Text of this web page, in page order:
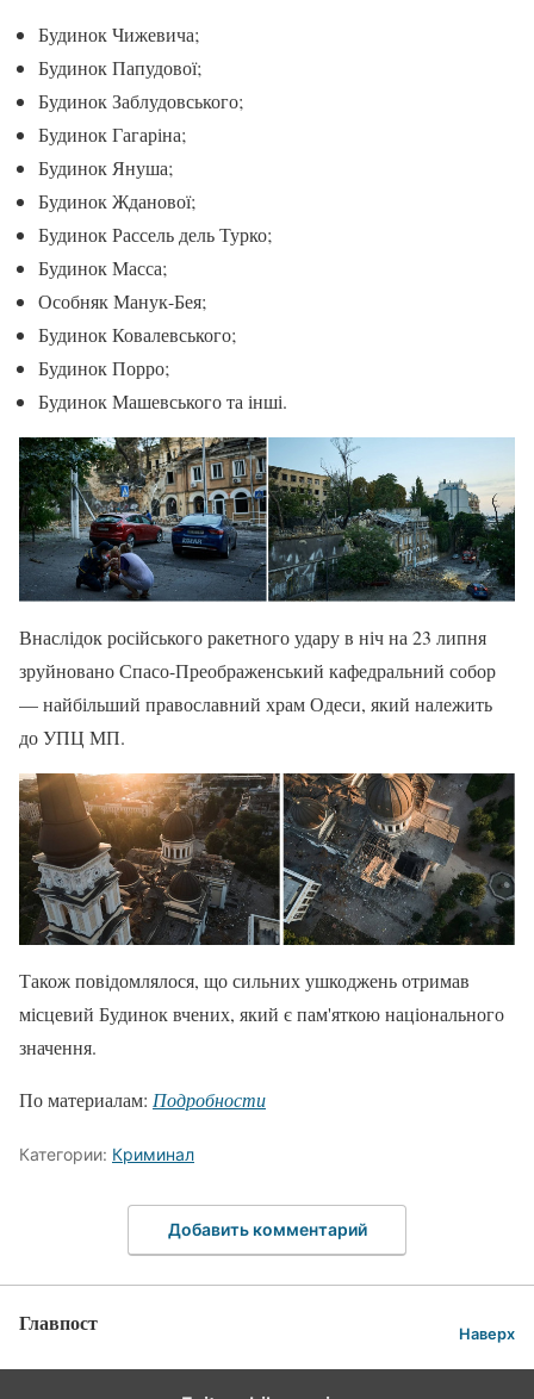
Будинок Чижевича;
Будинок Папудової;
Будинок Заблудовського;
Будинок Гагаріна;
Будинок Януша;
Будинок Жданової;
Будинок Рассель дель Турко;
Будинок Масса;
Особняк Манук-Бея;
Будинок Ковалевського;
Будинок Порро;
Будинок Машевського та інші.
Внаслідок російського ракетного удару в ніч на 23 липня
зруйновано Спасо-Преображенський кафедральний собор
— найбільший православний храм Одеси, який належить
до УПЦ МП.
Також повідомлялося, що сильних ушкоджень отримав
місцевий Будинок вчених, який є пам'яткою національного
значення.
По материалам: Подробности
Категории: Криминал
Добавить комментарий
Главпост Наверх